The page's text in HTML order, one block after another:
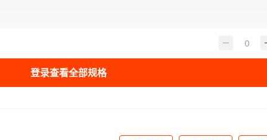
登录查看全部规格